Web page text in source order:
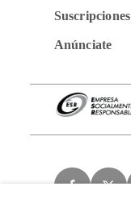
Suscripciones
Anúnciate